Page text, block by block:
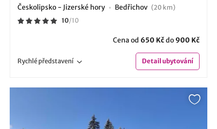
Českolipsko - Jizerské hory Bedřichov (20 km)
10/10
Cena od 650 Kčdo 900 Kč
Rychlépředstavení Detailubytování